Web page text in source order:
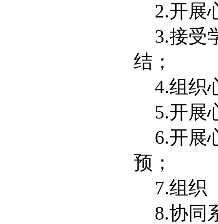
2.开展
3.接受
结；
4.组织
5.开展
6.开展
预；
7.组织
8.协同